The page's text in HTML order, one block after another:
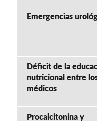
Emergencias
Déficit de la
nutricional entre
médicos
Procalcitonina y